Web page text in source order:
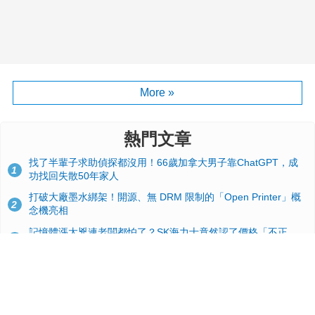
More »
熱門文章
1
找了半輩子求助偵探都沒用！66歲加拿大男子靠ChatGPT，成
功找回失散50年家人
2
打破大廠墨水綁架！開源、無 DRM 限制的「Open Printer」概
念機亮相
記憶體漲太兇連老闆都怕了？SK海力士竟然認了價格「不正